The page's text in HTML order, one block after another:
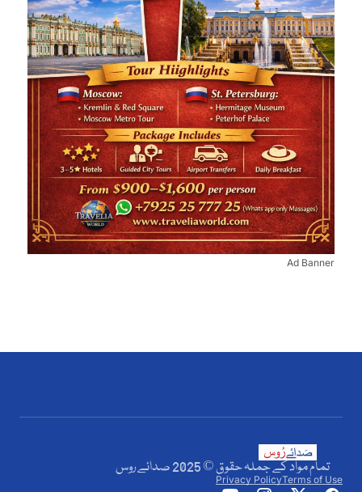
Ad Banner
تمام مواد کے جملہ حقوق © 2025 صدائے روس
Terms of Use
Privacy Policy